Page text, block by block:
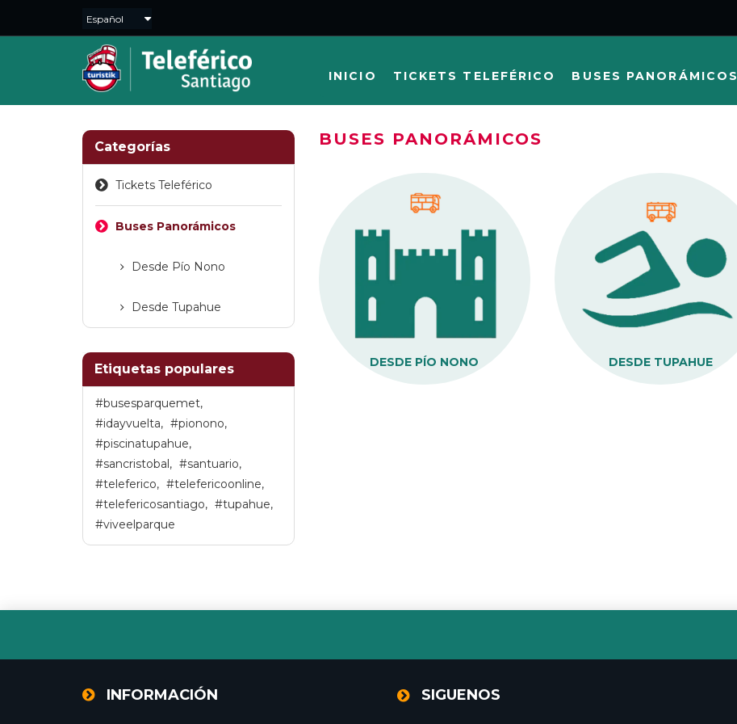
INICIO TICKETS TELEFÉRICO BUSES PANORÁMICOS
Categorías
Tickets Teleférico
Buses Panorámicos
Desde Pío Nono
Desde Tupahue
Etiquetas populares
#busesparquemet,
#idayvuelta, #pionono,
#piscinatupahue,
#sancristobal, #santuario,
#teleferico, #telefericoonline,
#telefericosantiago, #tupahue,
#viveelparque
BUSES PANORÁMICOS
DESDE PÍO NONO DESDE TUPAHUE
INFORMACIÓN SIGUENOS